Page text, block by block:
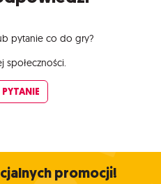
pytanie co do gry?
społeczności.
promocji!